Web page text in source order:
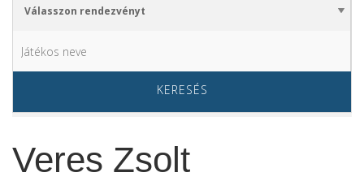
KERESÉS
Veres Zsolt